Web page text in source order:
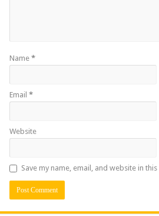
Name *
Email *
Website
Save my name, email, and website in